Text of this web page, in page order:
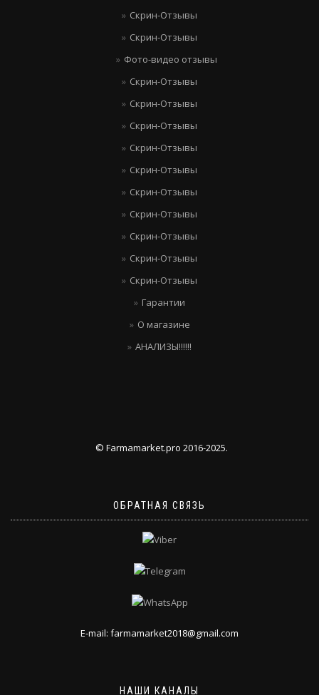
Скрин-Отзывы
Скрин-Отзывы
Фото-видео отзывы
Скрин-Отзывы
Скрин-Отзывы
Скрин-Отзывы
Скрин-Отзывы
Скрин-Отзывы
Скрин-Отзывы
Скрин-Отзывы
Скрин-Отзывы
Скрин-Отзывы
Скрин-Отзывы
Гарантии
О магазине
АНАЛИЗЫ!!!!!!
© Farmamarket.pro 2016-2025.
ОБРАТНАЯ СВЯЗЬ
E-mail: farmamarket2018@gmail.com
НАШИ КАНАЛЫ